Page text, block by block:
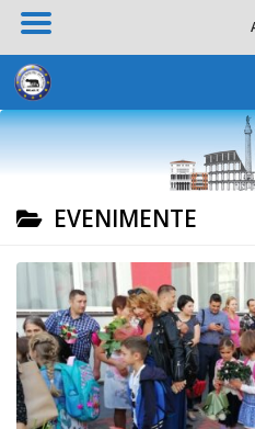
Skip to content
EVENIMENTE